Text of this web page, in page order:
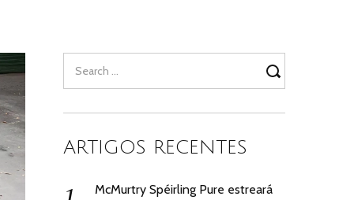
for:
ARTIGOS RECENTES
McMurtry Spéirling Pure estreará